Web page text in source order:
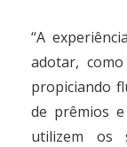
“A
adotar,
propiciando
de prêmios
utilizem os